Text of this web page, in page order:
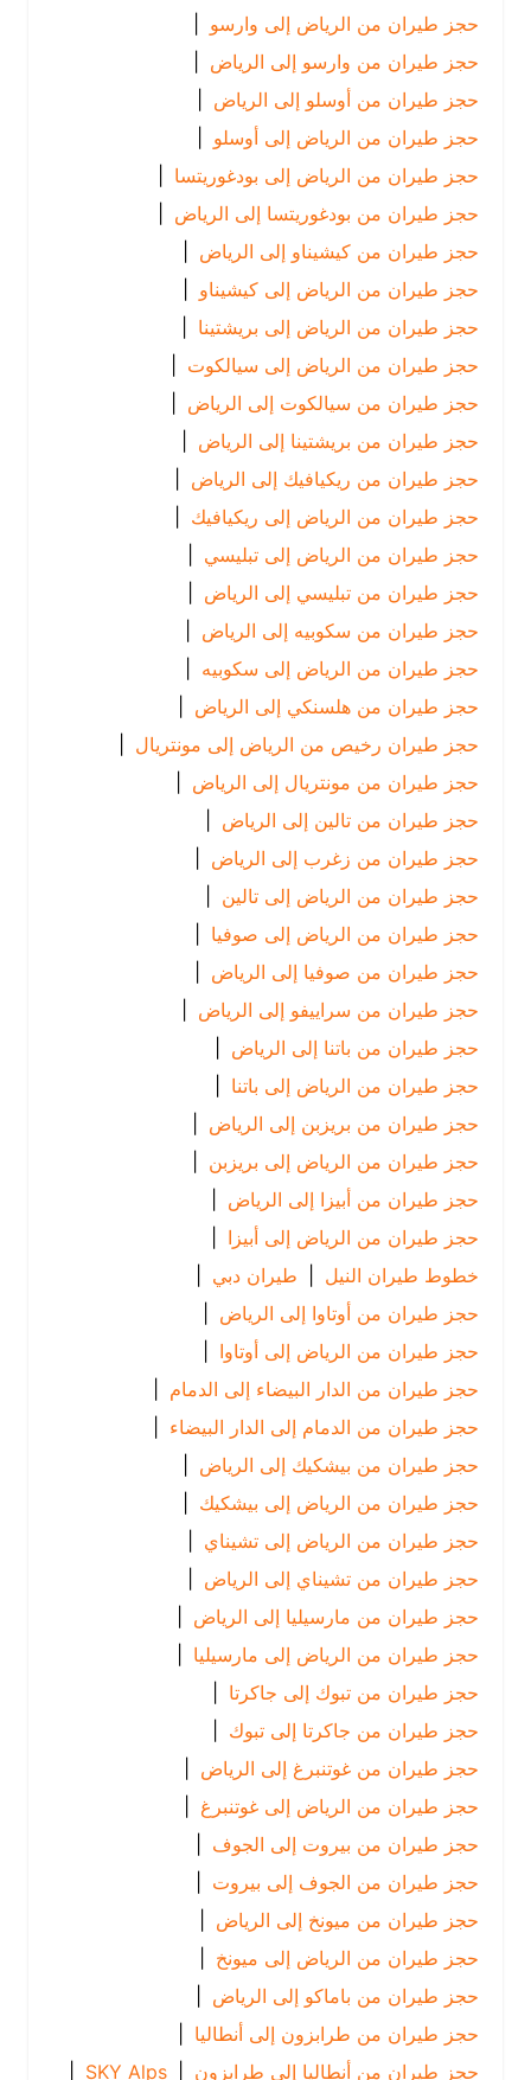
حجز طيران من الرياض إلى وارسو
|
حجز طيران من وارسو إلى الرياض
|
حجز طيران من أوسلو إلى الرياض
|
حجز طيران من الرياض إلى أوسلو
|
حجز طيران من الرياض إلى بودغوريتسا
|
حجز طيران من بودغوريتسا إلى الرياض
|
حجز طيران من كيشيناو إلى الرياض
|
حجز طيران من الرياض إلى كيشيناو |
حجز طيران من الرياض إلى بريشتينا |
حجز طيران من الرياض إلى سيالكوت |
حجز طيران من سيالكوت إلى الرياض
|
حجز طيران من بريشتينا إلى الرياض
|
حجز طيران من ريكيافيك إلى الرياض
|
حجز طيران من الرياض إلى ريكيافيك |
حجز طيران من الرياض إلى تبليسي |
حجز طيران من تبليسي إلى الرياض
|
حجز طيران من سكوبيه إلى الرياض
|
حجز طيران من الرياض إلى سكوبيه |
حجز طيران من هلسنكي إلى الرياض
|
حجز طيران رخيص من الرياض إلى مونتريال |
حجز طيران من مونتريال إلى الرياض
|
حجز طيران من تالين إلى الرياض
|
حجز طيران من زغرب إلى الرياض
|
حجز طيران من الرياض إلى تالين
|
حجز طيران من الرياض إلى صوفيا
|
حجز طيران من صوفيا إلى الرياض
|
حجز طيران من سراييفو إلى الرياض
|
حجز طيران من باتنا إلى الرياض
|
حجز طيران من الرياض إلى باتنا |
حجز طيران من بريزبن إلى الرياض
|
حجز طيران من الرياض إلى بريزبن |
حجز طيران من أبيزا إلى الرياض
|
حجز طيران من الرياض إلى أبيزا
خطوط طيران النيل | طيران دبي |
حجز طيران من أوتاوا إلى الرياض
|
حجز طيران من الرياض إلى أوتاوا |
حجز طيران من الدار البيضاء إلى الدمام
|
حجز طيران من الدمام إلى الدار البيضاء |
حجز طيران من بيشكيك إلى الرياض
|
حجز طيران من الرياض إلى بيشكيك |
حجز طيران من الرياض إلى تشيناي |
حجز طيران من تشيناي إلى الرياض
|
حجز طيران من مارسيليا إلى الرياض
|
حجز طيران من الرياض إلى مارسيليا |
حجز طيران من تبوك إلى جاكرتا
|
حجز طيران من جاكرتا إلى تبوك
|
حجز طيران من غوتنبرغ إلى الرياض
|
حجز طيران من الرياض إلى غوتنبرغ |
حجز طيران من بيروت إلى الجوف |
حجز طيران من الجوف إلى بيروت
|
حجز طيران من ميونخ إلى الرياض
|
حجز طيران من الرياض إلى ميونخ |
حجز طيران من باماكو إلى الرياض
|
حجز طيران من طرابزون إلى أنطاليا
|
حجز طيران من أنطاليا إلى طرابزون |
SKY Alps
|